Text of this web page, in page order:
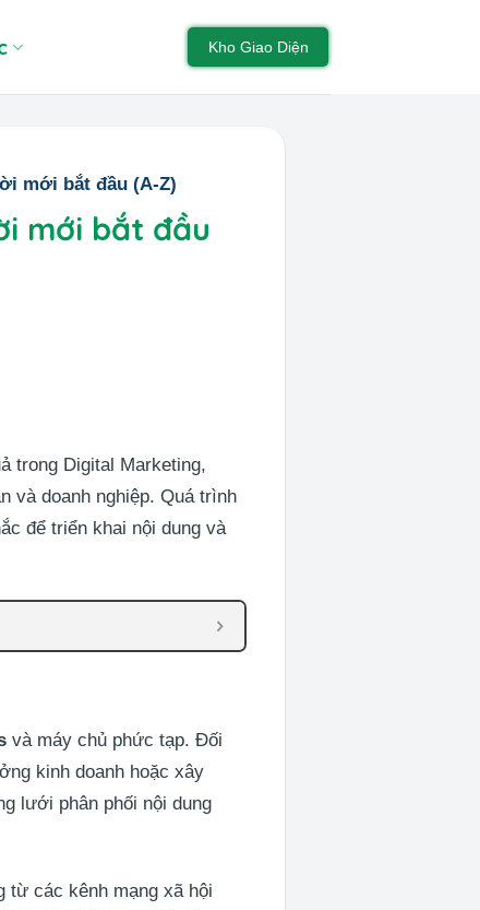
Kho Giao Diện
mới bắt đầu (A-Z)
mới bắt đầu
trong Digital Marketing,
và doanh nghiệp. Quá trình
để triển khai nội dung và
và máy chủ phức tạp. Đối
kinh doanh hoặc xây
lưới phân phối nội dung
từ các kênh mạng xã hội